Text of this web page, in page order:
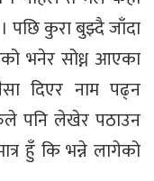
पछि कुरा बुझ्दै जाँदा
भनेर सोध्न आएका
दिएर नाम पढ्न
पनि लेखेर पठाउन
हुँ कि भन्ने लागेको